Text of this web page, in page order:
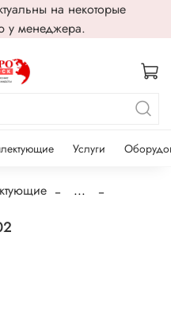
на некоторые
у менеджера.
Услуги
...